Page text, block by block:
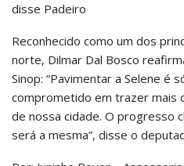
disse Padeiro
Reconhecido como um dos
norte, Dilmar Dal Bosco
Sinop: “Pavimentar a Selene é
comprometido em trazer mais
de nossa cidade. O progresso
será a mesma”, disse o